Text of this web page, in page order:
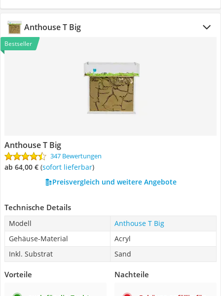
Anthouse T Big
Bestseller
Anthouse T Big
347 Bewertungen
ab 64,00 € ( Sofort lieferbar)
Preisvergleich und weitere Angebote
Technische Details
Modell
Anthouse T Big
Gehäuse-Material
Acryl
Inkl. Substrat
Sand
Vorteile Nachteile